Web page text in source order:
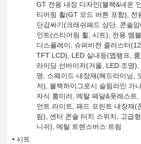
GT 전용 내장 디자인(블랙&네온
티어링 휠(GT 모드 버튼 포함), 전
단감싸기(크래쉬패드 상단, 콘솔
인트(스티어링 휠, 시트), 전용 엠
디스플레이, 슈퍼비전 클러스터
TFT LCD), LED 실내등(맵램프,
라이딩 선바이저(거울, LED 조명
명, 스웨이드 내장재(헤드라이닝,
저), 블랙하이그로시 슬림라인 가
자식 룸미러, 메탈 페달&풋레스트
언트 라이트, 패드 프린트 내장재(
림), 센터 콘솔 터치 스위치, 고급
니쉬), 메탈 트랜스버스 트림
시트